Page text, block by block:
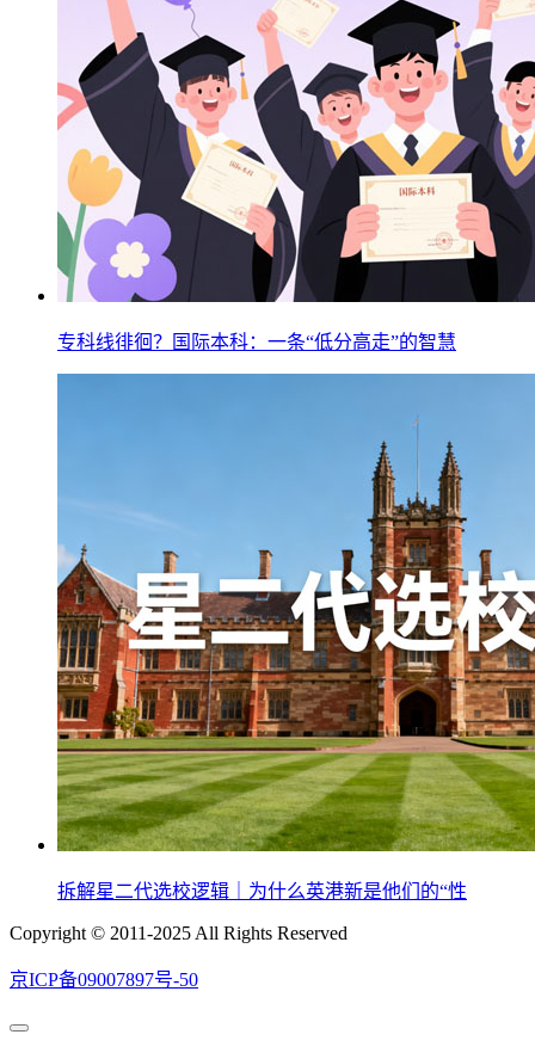
专科线徘徊？国际本科：一条“低分高走”的智慧
拆解星二代选校逻辑｜为什么英港新是他们的“性
Copyright © 2011-2025 All Rights Reserved
京ICP备09007897号-50